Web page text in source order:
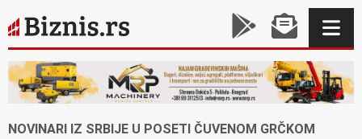
NOVINARI IZ SRBIJE U POSETI ČUVENOM GRČKOM